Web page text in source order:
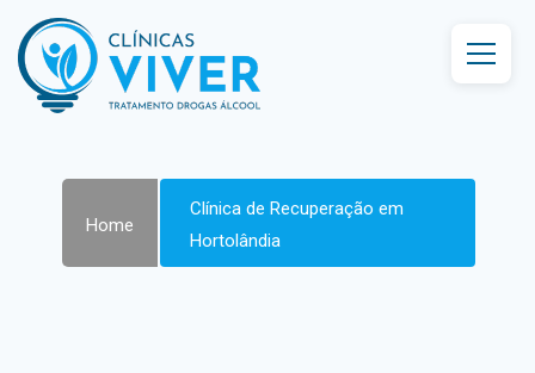
Home
Clínica de Recuperação em
Hortolândia